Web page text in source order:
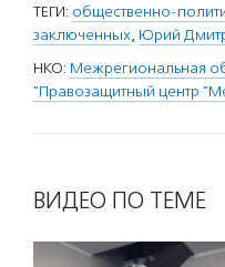
ТЕГИ: общественно-
заключенных, Юрий
НКО: Межрегиональная
"Правозащитный центр
ВИДЕО ПО ТЕМЕ